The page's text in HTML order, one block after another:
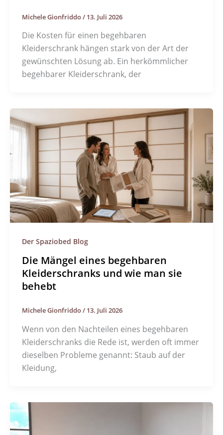
Michele Gionfriddo/ 13. Juli 2026
Die Kosten für einen begehbaren
Kleiderschrank hängen stark von der Art der
gewünschten Lösung ab. Ein herkömmlicher
begehbarer Kleiderschrank, der
Der Spaziobed Blog
Die Mängel eines begehbaren
Kleiderschranks und wie man sie
behebt
Michele Gionfriddo/ 13. Juli 2026
Wenn von den Nachteilen eines begehbaren
Kleiderschranks die Rede ist, werden oft immer
dieselben Probleme genannt: Staub auf der
Kleidung,